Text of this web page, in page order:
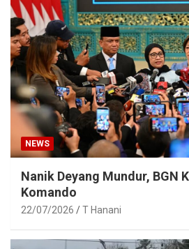
NEWS
Nanik Deyang Mundur, BGN
Komando
22/07/2026 T Hanani